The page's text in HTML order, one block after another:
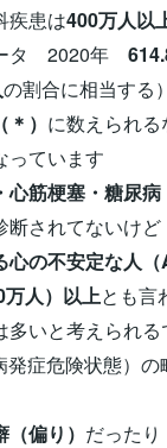
疾患は400万人以
タ 2020年
の割合に相当する）
） に数えられる
っています
心筋梗塞・糖尿病
断されてないけど
心の不安定な人（
人）以上とも言
多いと考えられる
発症危険状態）の
偏り） だったり